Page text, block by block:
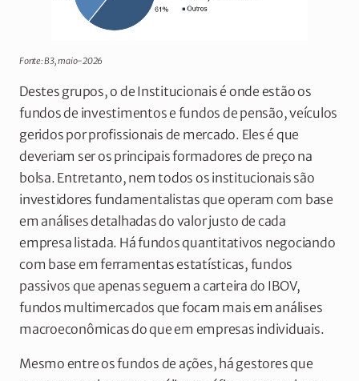
Fonte: B3, maio-2026
Destes grupos, o de Institucionais é onde estão os
fundos de investimentos e fundos de pensão, veículos
geridos por profissionais de mercado. Eles é que
deveriam ser os principais formadores de preço na
bolsa. Entretanto, nem todos os institucionais são
investidores fundamentalistas que operam com base
em análises detalhadas do valor justo de cada
empresa listada. Há fundos quantitativos negociando
com base em ferramentas estatísticas, fundos
passivos que apenas seguem a carteira do IBOV,
fundos multimercados que focam mais em análises
macroeconômicas do que em empresas individuais.
Mesmo entre os fundos de ações, há gestores que